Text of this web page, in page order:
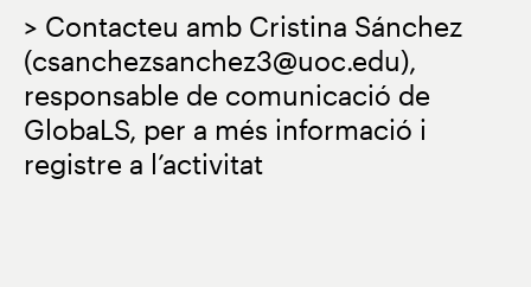
> Contacteu amb Cristina Sánchez
(csanchezsanchez3@uoc.edu),
responsable de comunicació de
GlobaLS, per a més informació i
registre a l’activitat